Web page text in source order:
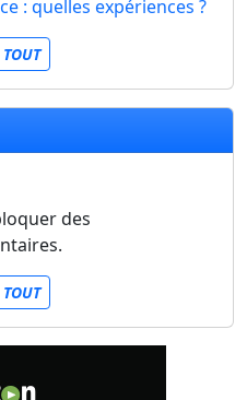
: quelles expériences ?
des